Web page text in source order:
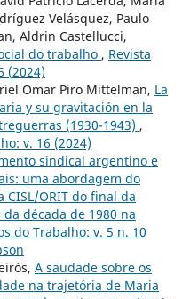
Velásquez, Paulo
Aldrin Castellucci,
do trabalho , Revista
(2024)
Omar Piro Mittelman, La
y su gravitación en la
(1930-1943) ,
v. 16 (2024)
sindical argentino e
uma abordagem do
ORIT do final da
década de 1980 na
do Trabalho: v. 5 n. 10
A saudade sobre os
na trajetória de Maria